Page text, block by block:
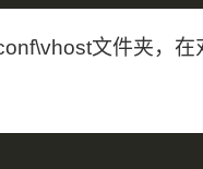
文件夹，在